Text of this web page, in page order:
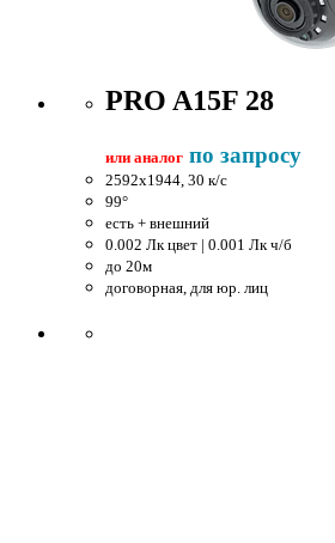
PRO A15F 28
или аналог по запросу
2592x1944, 30 к/c
99°
есть + внешний
0.002 Лк цвет | 0.001 Лк ч/б
до 20м
договорная, для юр. лиц